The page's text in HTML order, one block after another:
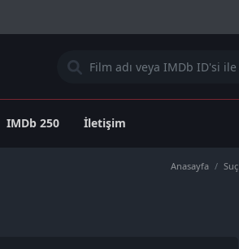
IMDb 250 İletişim
Anasayfa Suç